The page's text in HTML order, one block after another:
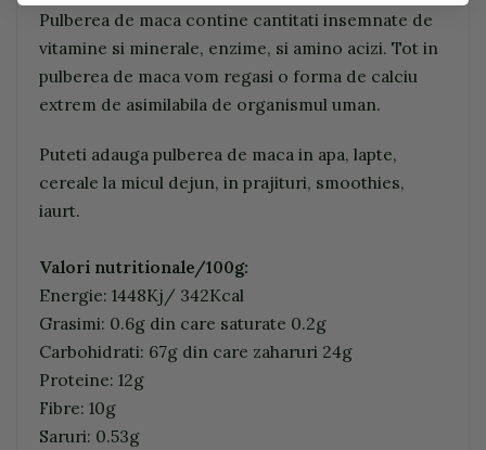
Pulberea de maca contine cantitati insemnate de
vitamine si minerale, enzime, si amino acizi. Tot in
pulberea de maca vom regasi o forma de calciu
extrem de asimilabila de organismul uman.
Puteti adauga pulberea de maca in apa, lapte,
cereale la micul dejun, in prajituri, smoothies,
iaurt.
Valori nutritionale/100g:
Energie: 1448Kj/ 342Kcal
Grasimi: 0.6g din care saturate 0.2g
Carbohidrati: 67g din care zaharuri 24g
Proteine: 12g
Fibre: 10g
Saruri: 0.53g